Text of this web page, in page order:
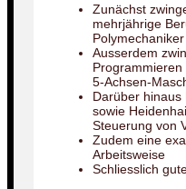
Zunächst
mehrjährige
Polymechaniker
Ausserdem
5-Achsen-
Darüber hinaus
sowie
Steuerung von
Zudem eine
Arbeitsweise
Schliesslich